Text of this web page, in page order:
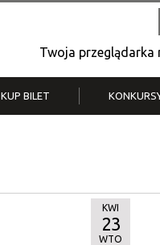
Twoja przeglądarka
KUP BILET
KWI
23
WTO